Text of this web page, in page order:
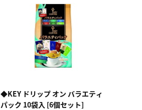
◆KEY ドリップ オン バラエティ
パック 10袋入 [6個セット]